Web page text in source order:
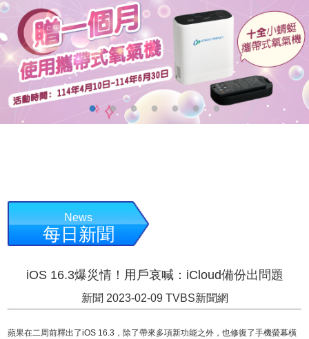
News
每日新聞
iOS 16.3爆災情！用戶哀喊：iCloud備份出問題
新聞 2023-02-09 TVBS新聞網
蘋果在二周前釋出了iOS 16.3，除了帶來多項新功能之外，也修復了手機螢幕橫